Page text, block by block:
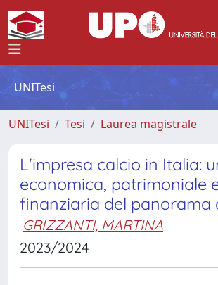
UNITesi
UNITesi Tesi Laurea magistrale
L'impresa calcio in Italia:
economica, patrimoniale
finanziaria del panorama
GRIZZANTI, MARTINA
2023/2024